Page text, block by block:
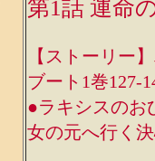
第1話 運命
【ストーリー
ブート1巻127-
●ラキシスのお
女の元へ行く